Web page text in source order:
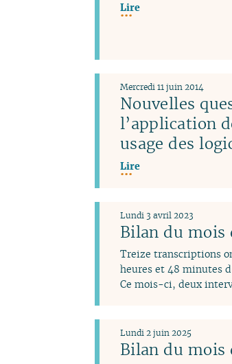
Lire
Nouvelles
l’application
usage des
Mercredi 11 juin 2014
Lire
Bilan du mois
Lundi 3 avril 2023
Treize transcriptions
heures et 48 minutes
Ce mois-ci, deux
Bilan du mois
Lundi 2 juin 2025